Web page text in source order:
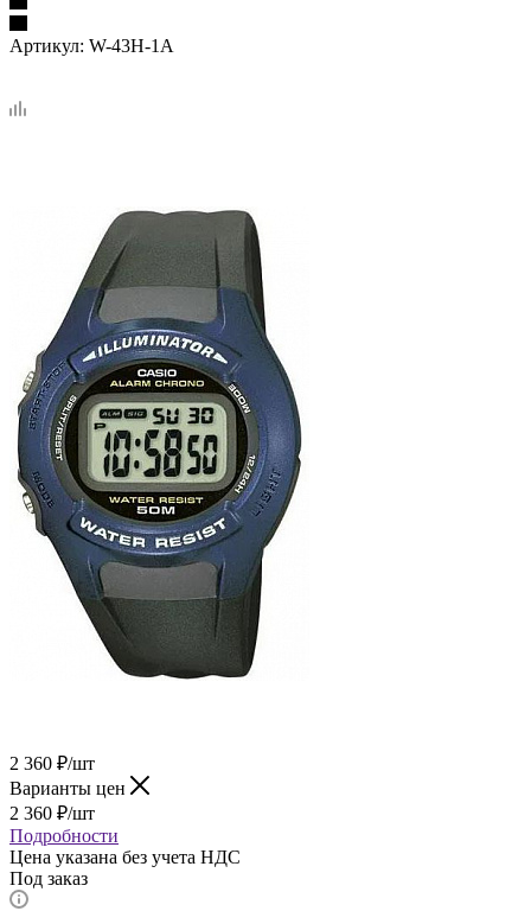
Артикул: W-43H-1A
2 360 ₽/шт
Варианты цен
2 360 ₽/шт
Подробности
Цена указана без учета НДС
Под заказ